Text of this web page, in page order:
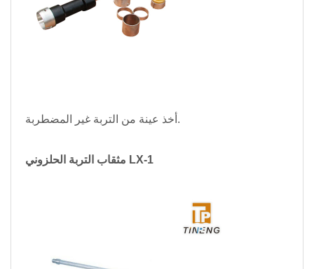
أخذ عينة من التربة غير المضطربة.
مثقاب التربة الحلزوني LX-1